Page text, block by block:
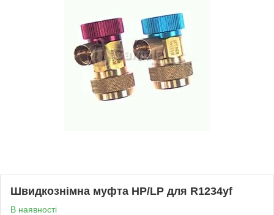
Швидкознімна муфта HP/LP для R1234yf
В наявності